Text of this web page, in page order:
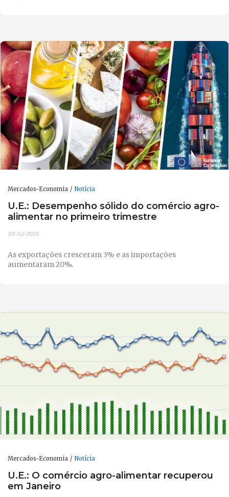
Mercados-Economia Notícia
U.E.: Desempenho sólido do comércio agro-
alimentar no primeiro trimestre
03-Jul-2025
As exportações cresceram 3% e as importações
aumentaram 20%.
Mercados-Economia Notícia
U.E.: O comércio agro-alimentar recuperou
em Janeiro